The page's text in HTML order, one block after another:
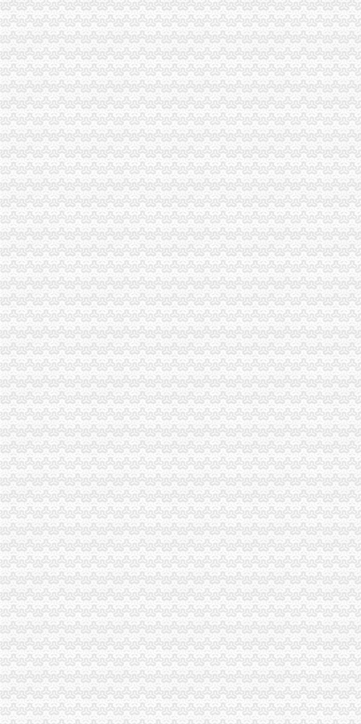
太原住宅现在能注册公司吗？_【会计服务】
北京叫停居民住宅内开公司-汇科旺园-济南搜狐焦点业主论坛
放开住宅注册公司限制有望全国推广-政策-嘉兴乐居网
简政放权地方样本：住宅注册公司有望全国推广-产业园区新闻-搜狐焦
注册公司地址可以选择住宅地址吗？_搜狐财经_搜狐网
宁波市北仑区网站-办事咨询-是否可以用普通商品住宅作为办
居家住宅放开注册公司限制有望全国推广_网易北京房产频道
我家是住宅质。有没有注册公司的办？–安居客房产问答
【太原小店区住宅注册公司,社区不给盖住改商的证明】-小店陵易
居民区非居住房可创业企业注册门槛一降再降-头条民生-E都市
1、居民住宅楼能否作为公司的用房？2、住宅改变为非居用途后收多少
舟山网·大海网：住宅,到底能不能商用？定海一半新注册企业开在居
甲公司在建造的居民住宅已经完工,未办理房屋所有权证的况下,-
居家住宅也可以注册公司有望全国推广-中投顾问|中国投资咨询网
A公司承建B公司的居民住宅工程,后来双方因工程质量问题导致纠纷
国务推动电商产业居民住宅或可成为注册场所-市场-西安乐居网
【房产问答】住宅能否注册公司？-经开区-合肥论坛_合肥论坛网_合肥
居民区非居住房可进行创业企业注册门槛一降再降-房产频道-和讯网
放开住宅注册公司限制有望全国推广-市场-惠州乐居网
A公司承建B公司的居民住宅工程,后来双方因工程质量问题导致纠纷
甲公司在建造的居民住宅已经完工,未办理房屋所有权证的况下,-
放开住宅注册公司限制有望全国推广_网易杭州房产频道
住宅可以注册房地产经纪服务公司吗-生活杂谈-得意生活-武汉生活消
居民楼可以进行公司注册办照吗？_搜狐财经_搜狐网
居民住宅楼内的房屋改变为经营用房注册企业应提交哪些文件？-问
放开住宅注册公司限制有望全国推广-房产新闻-抚顺搜狐焦点网
一公司注册地空挂居民楼房子卖了引新房主不满_新浪地产网
九亭注册公司_周边服务栏目_机电之家网
放开住宅注册公司限制有望全国推广-市场-三亚乐居网
毛坯住房被注册6家公司工商部门称简化审批＂惹祸＂--湖北频道--
武汉住宅地址可以注册公司吗？
住宅可以注册公司吗_百度经验
家庭住宅能用来注册公司吗？工商局给出了这样的答案
解析家庭住宅的房子能够注册公司吗？_经济论坛_天涯论坛_天涯社区
住宅楼是否可以郑州注册公司-信息服务
苏州公司注册居民楼可以办照吗？自己家里可以做住所吗？住宅可以办
原业主用房子注册了公司,怎么办？-中国房屋买卖问题-中国吉屋网
一公司注册地空挂在居民楼房子卖了引新房主不满-房产新闻-南京搜狐
我想注册一个电子商务公司做线上的销售。注册公司能用民宅吗？_问
住宅公司_标签_网易财经
城市居民住宅变经营场所引发的问题和思考